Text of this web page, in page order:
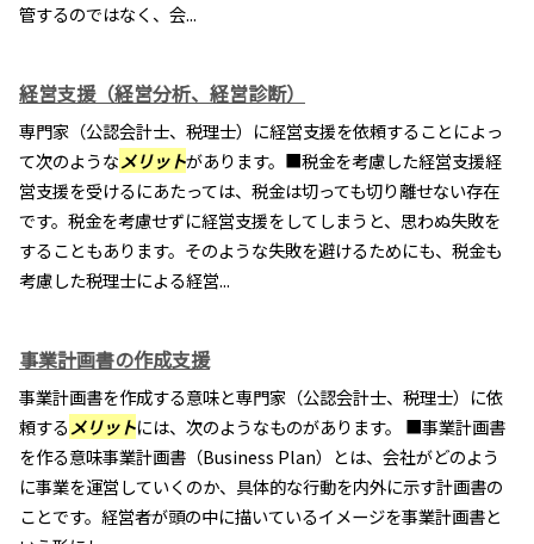
管するのではなく、会...
経営支援（経営分析、経営診断）
専門家（公認会計士、税理士）に経営支援を依頼することによっ
て次のようなメリットがあります。■税金を考慮した経営支援経
営支援を受けるにあたっては、税金は切っても切り離せない存在
です。税金を考慮せずに経営支援をしてしまうと、思わぬ失敗を
することもあります。そのような失敗を避けるためにも、税金も
考慮した税理士による経営...
事業計画書の作成支援
事業計画書を作成する意味と専門家（公認会計士、税理士）に依
頼するメリットには、次のようなものがあります。 ■事業計画書
を作る意味事業計画書（Business Plan）とは、会社がどのよう
に事業を運営していくのか、具体的な行動を内外に示す計画書の
ことです。経営者が頭の中に描いているイメージを事業計画書と